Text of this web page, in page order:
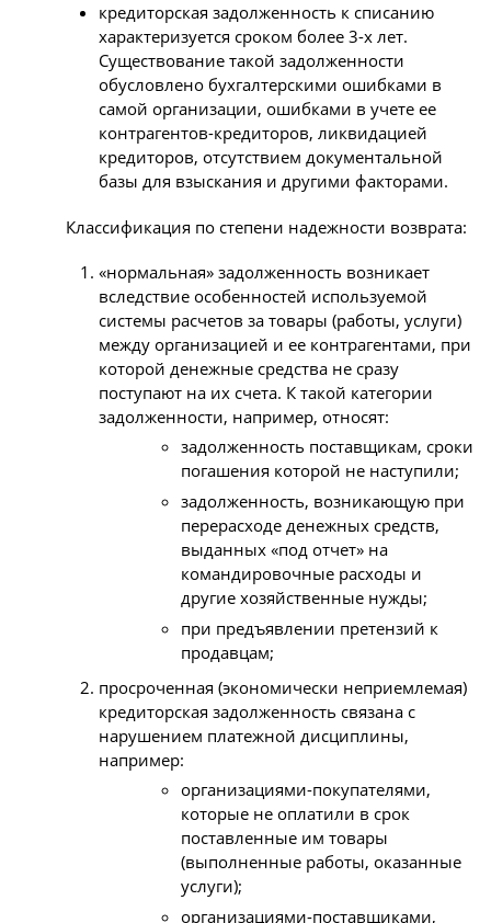
кредиторская задолженность к списанию
характеризуется сроком более 3-х лет.
Существование такой задолженности
обусловлено бухгалтерскими ошибками в
самой организации, ошибками в учете ее
контрагентов-кредиторов, ликвидацией
кредиторов, отсутствием документальной
базы для взыскания и другими факторами.
Классификация по степени надежности возврата:
«нормальная» задолженность возникает
вследствие особенностей используемой
системы расчетов за товары (работы, услуги)
между организацией и ее контрагентами, при
которой денежные средства не сразу
поступают на их счета. К такой категории
задолженности, например, относят:
задолженность поставщикам, сроки
погашения которой не наступили;
задолженность, возникающую при
перерасходе денежных средств,
выданных «под отчет» на
командировочные расходы и
другие хозяйственные нужды;
при предъявлении претензий к
продавцам;
просроченная (экономически неприемлемая)
кредиторская задолженность связана с
нарушением платежной дисциплины,
например:
организациями-покупателями,
которые не оплатили в срок
поставленные им товары
(выполненные работы, оказанные
услуги);
организациями-поставщиками,